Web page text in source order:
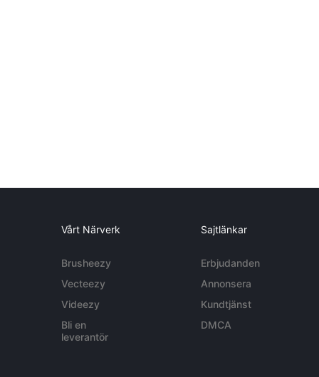
Vårt Närverk
Brusheezy
Vecteezy
Videezy
Bli en
leverantör
Sajtlänkar
Erbjudanden
Annonsera
Kundtjänst
DMCA